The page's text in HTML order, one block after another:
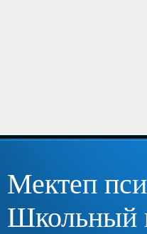
Мектеп
Школьный